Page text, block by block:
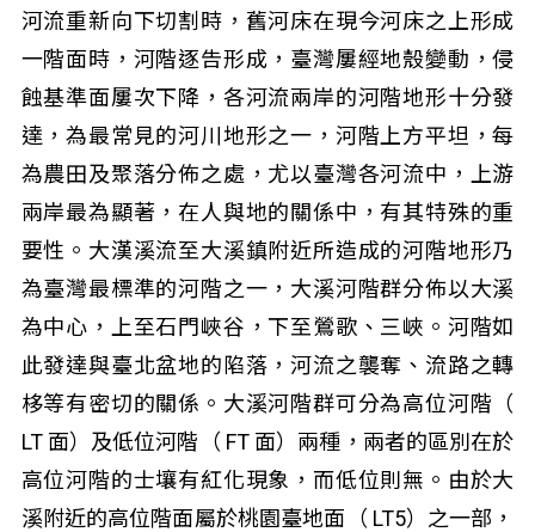
河流重新向下切割時，舊河床在現今河床之上形成
一階面時，河階逐告形成，臺灣屢經地殼變動，侵
蝕基準面屢次下降，各河流兩岸的河階地形十分發
達，為最常見的河川地形之一，河階上方平坦，每
為農田及聚落分佈之處，尤以臺灣各河流中，上游
兩岸最為顯著，在人與地的關係中，有其特殊的重
要性。大漢溪流至大溪鎮附近所造成的河階地形乃
為臺灣最標準的河階之一，大溪河階群分佈以大溪
為中心，上至石門峽谷，下至鶯歌、三峽。河階如
此發達與臺北盆地的陷落，河流之襲奪、流路之轉
栘等有密切的關係。大溪河階群可分為高位河階（
LT 面）及低位河階（ FT 面）兩種，兩者的區別在於
高位河階的士壤有紅化現象，而低位則無。由於大
溪附近的高位階面屬於桃園臺地面（ LT5）之一部，